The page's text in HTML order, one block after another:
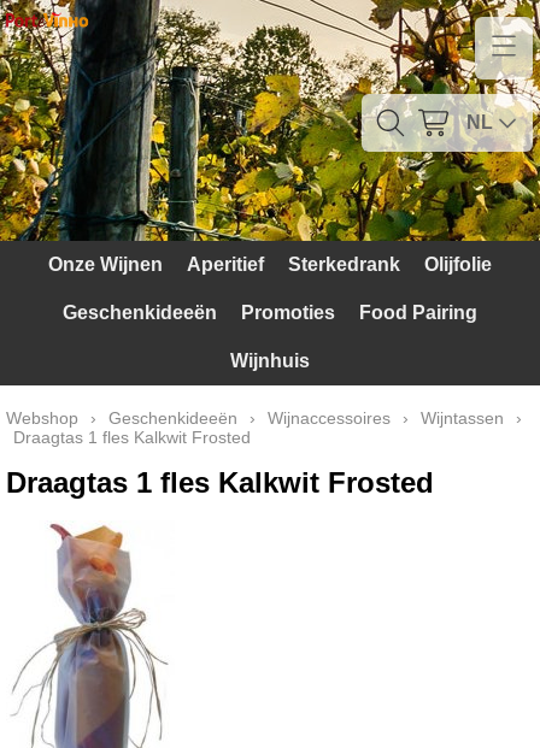
Home
Contact
Mijn account
Verzendkosten
Rode Druiven
NL
Onze Wijnen Aperitief Sterkedrank Olijfolie
Geschenkideeën Promoties Food Pairing
Wijnhuis
Webshop › Geschenkideeën › Wijnaccessoires › Wijntassen
›
Draagtas 1 fles Kalkwit Frosted
Draagtas 1 fles Kalkwit Frosted